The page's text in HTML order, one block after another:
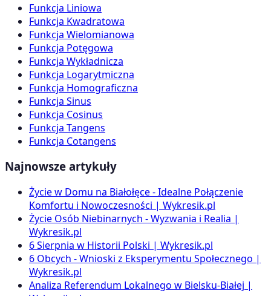
Funkcja Liniowa
Funkcja Kwadratowa
Funkcja Wielomianowa
Funkcja Potęgowa
Funkcja Wykładnicza
Funkcja Logarytmiczna
Funkcja Homograficzna
Funkcja Sinus
Funkcja Cosinus
Funkcja Tangens
Funkcja Cotangens
Najnowsze artykuły
Życie w Domu na Białołęce - Idealne Połączenie
Komfortu i Nowoczesności | Wykresik.pl
Życie Osób Niebinarnych - Wyzwania i Realia |
Wykresik.pl
6 Sierpnia w Historii Polski | Wykresik.pl
6 Obcych - Wnioski z Eksperymentu Społecznego |
Wykresik.pl
Analiza Referendum Lokalnego w Bielsku-Białej |